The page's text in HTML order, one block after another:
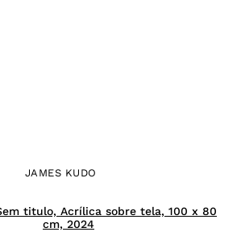
JAMES KUDO
titulo, Acrílica sobre tela, 100 x 80
cm, 2024